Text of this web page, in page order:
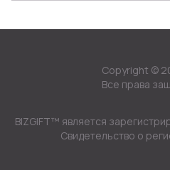
Copyright ©
Все права
BIZGIFT™ является
Свидетельство о